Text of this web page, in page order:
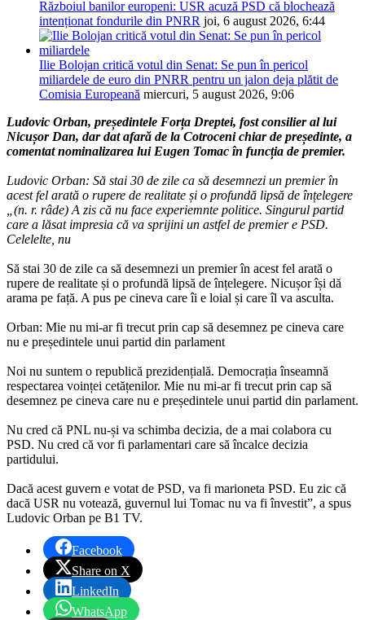
Războiul banilor europeni: USR acuză PSD că blochează
intenționat fondurile din PNRR joi, 6 august 2026, 6:44
Ilie Bolojan critică votul din Senat: Se pun în pericol
miliardele de euro din PNRR pentru un jalon deja plătit de
Comisia Europeană miercuri, 5 august 2026, 9:06
Ludovic Orban, președintele Forța Dreptei, fost consilier al lui
Nicușor Dan, dar dat afară de la Cotroceni chiar de președinte, a
comentat nominalizarea lui Eugen Tomac în funcția de premier.
Ludovic Orban: Să stai 30 de zile ca să desemnezi un premier în
acest fel arată o rupere de realitate și o profundă lipsă de înțelegere
„(n. r. râde) A zis că nu face experiemnte politice. Singurul partid
care a lăsat impresia că va sprijini un astfel de premier e PSD.
Celelelte, nu
Să stai 30 de zile ca să desemnezi un premier în acest fel arată o
rupere de realitate și o profundă lipsă de înțelegere. Nicușor își dă
arama pe față. A pus pe cineva care îi e loial și care îl va asculta.
Orban: Mie nu mi-ar fi trecut prin cap să desemnez pe cineva care
nu e președintele unui partid din parlament
Noi nu suntem o republică prezidențială. Democrația înseamnă
respectarea voinței cetățenilor. Mie nu mi-ar fi trecut prin cap să
desemnez pe cineva care nu e președintele unui partid din parlament.
Nu cred că PNL nu-și va schimba decizia, de a mai colabora cu
PSD. Nu cred că vor fi parlamentari care să încalce decizia
partidului.
Dacă acest guvern e votat de PSD, va fi marioneta PSD. Eu zic că
dacă USR nu votează, guvernul lui Tomac nu va fi învestit”, a spus
Ludovic Orban pe B1 TV.
Facebook
Share on X
LinkedIn
WhatsApp